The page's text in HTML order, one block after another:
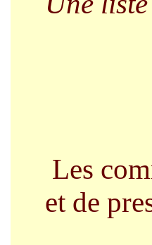
Les
et de